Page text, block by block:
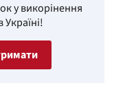
у викорінення
Україні!